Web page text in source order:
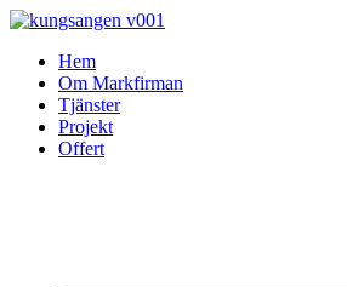
Skip
contentHem
Om Markfirman
Tjänster
Projekt
Offert